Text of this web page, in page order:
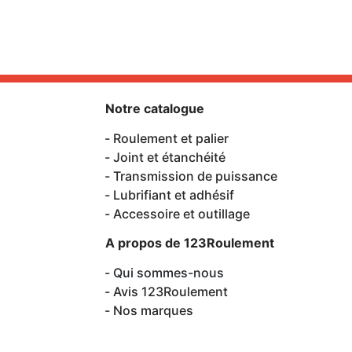
Notre catalogue
Roulement et palier
Joint et étanchéité
Transmission de puissance
Lubrifiant et adhésif
Accessoire et outillage
A propos de 123Roulement
Qui sommes-nous
Avis 123Roulement
Nos marques